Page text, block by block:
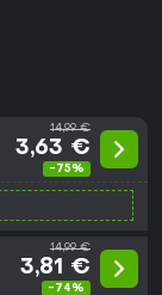
14,99 €
3,63 €
-75%
14,99 €
3,81 €
-74%